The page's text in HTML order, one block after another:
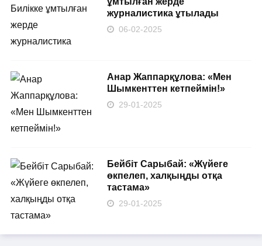
журналистика ұтылады
06-02-2025
Анар Жаппарқұлова: «Мен
Шымкенттен кетпеймін!»
29-01-2025
Бейбіт Сарыбай: «Жүйеге
өкпелеп, халқыңды отқа
тастама»
29-01-2025